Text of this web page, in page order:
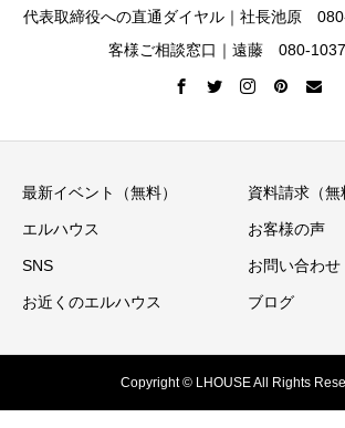
代表取締役への直通ダイヤル｜社長池原
客様ご相談窓口｜遠藤 080-
最新イベント（無料） 資料請求（無
エルハウス お客様の声
SNS お問い合わせ
お近くのエルハウス ブログ
Copyright © LHOUSE All Rights